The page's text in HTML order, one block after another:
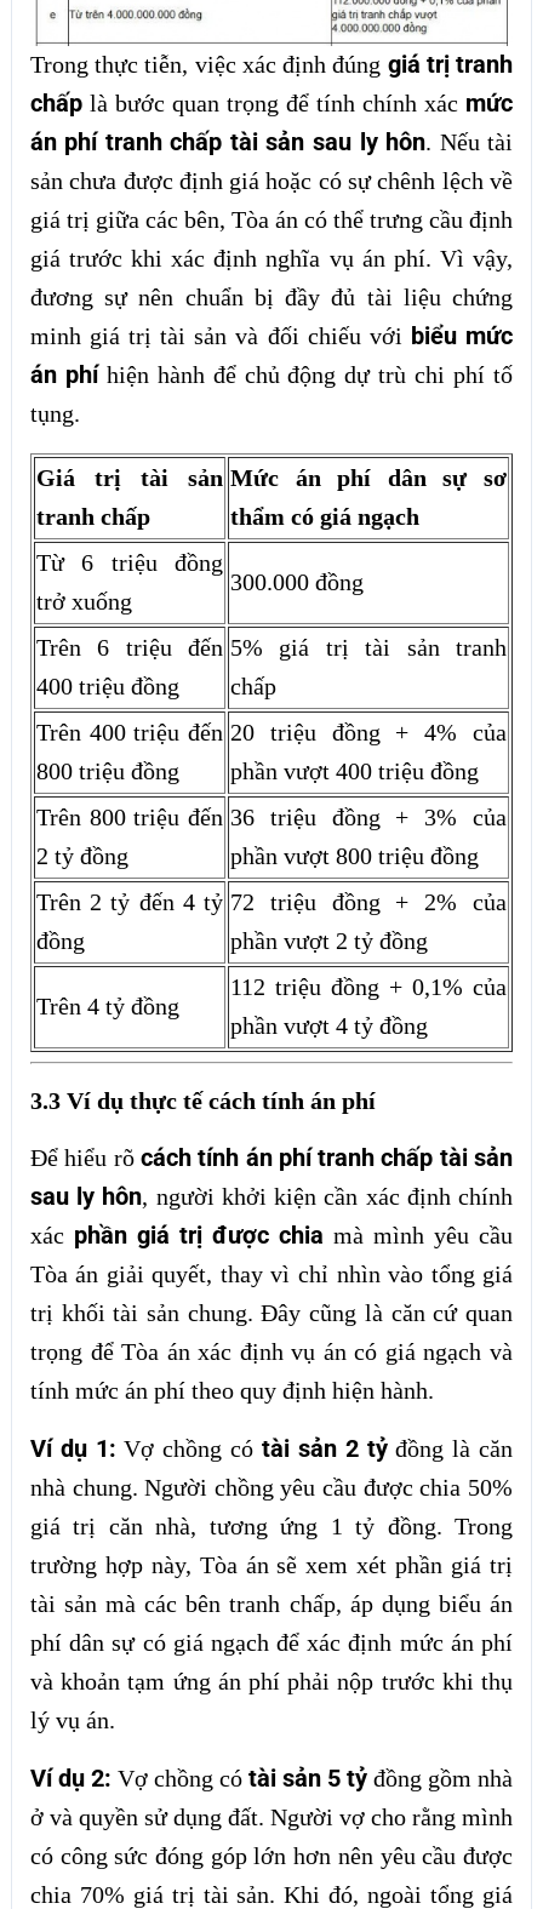
Trong thực tiễn, việc xác định đúng giá trị tranh
chấplà bước quan trọng để tính chính xác mức
án phí tranh chấp tài sản sau ly hôn. Nếu tài
sản chưa được định giá hoặc có sự chênh lệch về
giá trị giữa các bên, Tòa án có thể trưng cầu định
giá trước khi xác định nghĩa vụ án phí. Vì vậy,
đương sự nên chuẩn bị đầy đủ tài liệu chứng
minh giá trị tài sản và đối chiếu với biểu mức
án phíhiện hành để chủ động dự trù chi phí tố
tụng.
Giá trị tài sản
tranh chấp
Mức án phí dân sự sơ
thẩm có giá ngạch
Từ 6 triệu đồng
trở xuống
300.000 đồng
Trên 6 triệu đến
400 triệu đồng
5% giá trị tài sản tranh
chấp
Trên 400 triệu đến
800 triệu đồng
20 triệu đồng + 4% của
phần vượt 400 triệu đồng
Trên 800 triệu đến
2 tỷ đồng
36 triệu đồng + 3% của
phần vượt 800 triệu đồng
Trên 2 tỷ đến 4 tỷ
đồng
72 triệu đồng + 2% của
phần vượt 2 tỷ đồng
Trên 4 tỷ đồng
112 triệu đồng + 0,1% của
phần vượt 4 tỷ đồng
3.3 Ví dụ thực tế cách tính án phí
Để hiểu rõ cách tính án phí tranh chấp tài sản
sau ly hôn, người khởi kiện cần xác định chính
xác phần giá trị được chia mà mình yêu cầu
Tòa án giải quyết, thay vì chỉ nhìn vào tổng giá
trị khối tài sản chung. Đây cũng là căn cứ quan
trọng để Tòa án xác định vụ án có giá ngạch và
tính mức án phí theo quy định hiện hành.
Ví dụ 1: Vợ chồng có tài sản 2 tỷđồng là căn
nhà chung. Người chồng yêu cầu được chia 50%
giá trị căn nhà, tương ứng 1 tỷ đồng. Trong
trường hợp này, Tòa án sẽ xem xét phần giá trị
tài sản mà các bên tranh chấp, áp dụng biểu án
phí dân sự có giá ngạch để xác định mức án phí
và khoản tạm ứng án phí phải nộp trước khi thụ
lý vụ án.
Ví dụ 2: Vợ chồng có tài sản 5 tỷ đồng gồm nhà
ở và quyền sử dụng đất. Người vợ cho rằng mình
có công sức đóng góp lớn hơn nên yêu cầu được
chia 70% giá trị tài sản. Khi đó, ngoài tổng giá